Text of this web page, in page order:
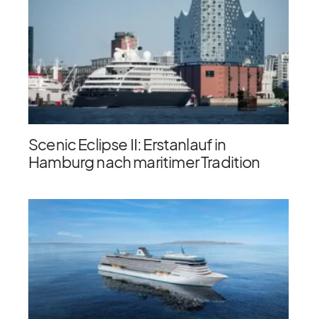
Scenic Eclipse II: Erstanlauf in
Hamburg nach maritimer Tradition